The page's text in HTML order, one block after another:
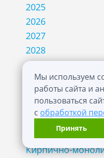
Мы используем
работы сайта и
пользоваться
с обработкой
Принять
2025
2026
2027
2028
2029
2030
Технология
Блочный
Кирпичный
Кирпично-